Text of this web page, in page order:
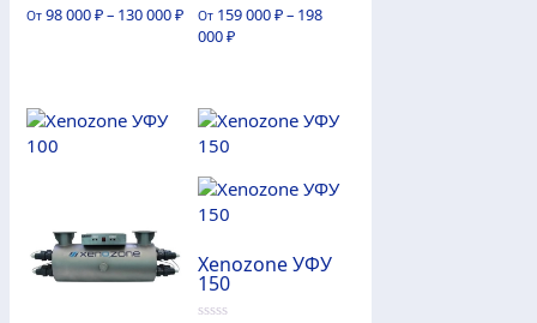
0
из
От 98 000₽– 130 000₽
0
из
5
От 159 000₽– 198
000₽
Xenozone УФУ
150